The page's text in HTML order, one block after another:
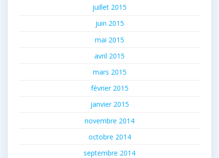
juillet 2015
juin 2015
mai 2015
avril 2015
mars 2015
février 2015
janvier 2015
novembre 2014
octobre 2014
septembre 2014